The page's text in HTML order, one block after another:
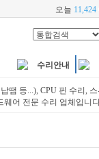
오늘 11,424
수리안내
등...), CPU 핀 수리,
웨어 전문 수리 업체입니